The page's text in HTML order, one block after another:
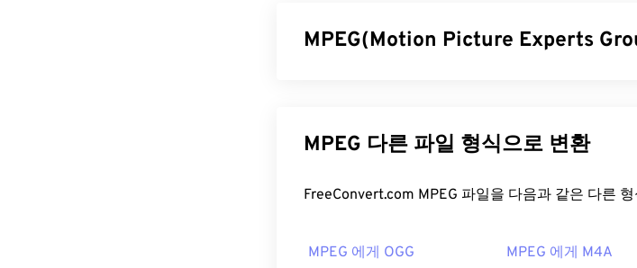
MPEG(Motion Picture Experts
교적 좋은 화질의 작은 파일을 생성합니다. MPEG 파
련이 있습니다.
MPEG 파일을 어떻게 여나요?
Windows Media Player
에서 열리고, Mac에서는
MPEG 다른 파일 형식으로 변환
FreeConvert.com MPEG 파일을 다음과 같
MPEG 에게 OGG MPEG 에게 M4A